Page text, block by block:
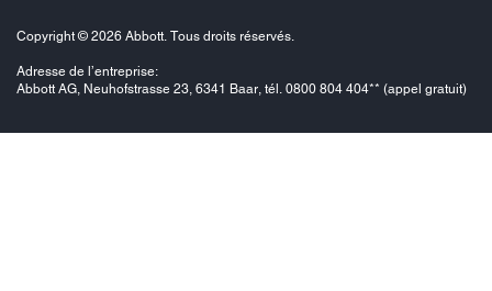
Copyright © 2026 Abbott. Tous droits réservés.
Adresse de l’entreprise:
Abbott AG, Neuhofstrasse 23, 6341 Baar, tél. 0800 804 404** (appel gratuit)